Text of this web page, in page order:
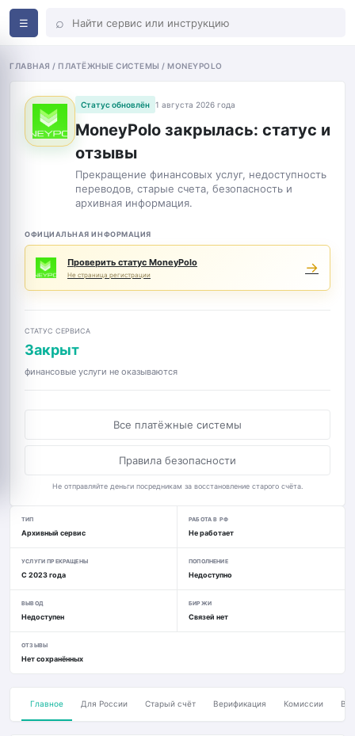
☰ ⌕
ГЛАВНАЯ / ПЛАТЁЖНЫЕ СИСТЕМЫ / MONEYPOLO
Статус обновлён 1 августа 2026 года
MoneyPolo закрылась: статус и
отзывы
Прекращение финансовых услуг, недоступность
переводов, старые счета, безопасность и
архивная информация.
ОФИЦИАЛЬНАЯ ИНФОРМАЦИЯ
Проверить статус MoneyPolo
Не страница регистрации →
СТАТУС СЕРВИСА
Закрыт
финансовые услуги не оказываются
Все платёжные системы
Правила безопасности
Не отправляйте деньги посредникам за восстановление старого счёта.
ТИП
Архивный сервис
РАБОТА В РФ
Не работает
УСЛУГИ ПРЕКРАЩЕНЫ
С 2023 года
ПОПОЛНЕНИЕ
Недоступно
ВЫВОД
Недоступен
БИРЖИ
Связей нет
ОТЗЫВЫ
Нет сохранённых
Главное Для России Старый счёт Верификация Комиссии